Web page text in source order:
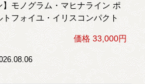
】モノグラム・マヒナライン ポ
トフォイユ・イリスコンパクト
ボアドゥローズ）※イニシャル
入り
価格 33,000円